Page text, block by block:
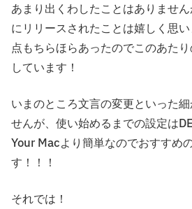
あまり出くわしたことはありませ
にリリースされたことは嬉しく思
点もちらほらあったのでこのあた
しています！
いまのところ文言の変更といった
せんが、使い始めるまでの設定は
Your Macより簡単なのでおすすめ
す！！！
それでは！